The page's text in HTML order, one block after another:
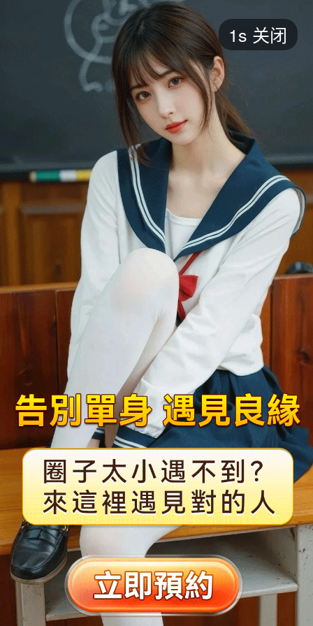
短剧
最热 添加 评分
都市 甜宠 逆袭 玄幻
2025 2024 2023 2022
全部 大陆 香港 台湾 美国 韩国 日本
1s 关闭